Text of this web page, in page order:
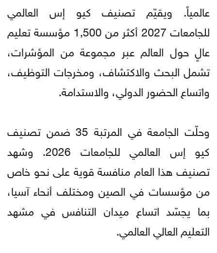
عالمياً. ويقيّم تصنيف كيو إس العالمي
للجامعات 2027 أكثر من 1,500 مؤسسة تعليم
عالٍ حول العالم عبر مجموعة من المؤشرات،
تشمل البحث والاكتشاف، ومخرجات التوظيف،
واتساع الحضور الدولي، والاستدامة.
وحلّت الجامعة في المرتبة 35 ضمن تصنيف
كيو إس العالمي للجامعات 2026. وشهد
تصنيف هذا العام منافسة قوية على نحو خاص
من مؤسسات في الصين ومختلف أنحاء آسيا،
بما يجسّد اتساع ميدان التنافس في مشهد
التعليم العالي العالمي.